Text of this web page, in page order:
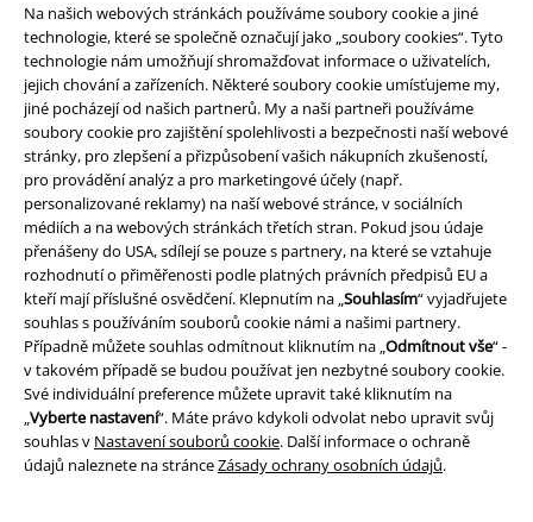
Na našich webových stránkách používáme soubory cookie a jiné
technologie, které se společně označují jako „soubory cookies“. Tyto
technologie nám umožňují shromažďovat informace o uživatelích,
jejich chování a zařízeních. Některé soubory cookie umísťujeme my,
jiné pocházejí od našich partnerů. My a naši partneři používáme
soubory cookie pro zajištění spolehlivosti a bezpečnosti naší webové
stránky, pro zlepšení a přizpůsobení vašich nákupních zkušeností,
pro provádění analýz a pro marketingové účely (např.
personalizované reklamy) na naší webové stránce, v sociálních
médiích a na webových stránkách třetích stran. Pokud jsou údaje
přenášeny do USA, sdílejí se pouze s partnery, na které se vztahuje
rozhodnutí o přiměřenosti podle platných právních předpisů EU a
kteří mají příslušné osvědčení. Klepnutím na „Souhlasím“ vyjadřujete
souhlas s používáním souborů cookie námi a našimi partnery.
Případně můžete souhlas odmítnout kliknutím na „Odmítnout vše“ -
v takovém případě se budou používat jen nezbytné soubory cookie.
Své individuální preference můžete upravit také kliknutím na
„Vyberte nastavení“. Máte právo kdykoli odvolat nebo upravit svůj
souhlas v Nastavení souborů cookie. Další informace o ochraně
údajů naleznete na stránceZásady ochrany osobních údajů.
Právní informace
Podmínky
Prohlášení
Ochrana osobních údajů
Likvidace odpadu a ochrana životního prostředí